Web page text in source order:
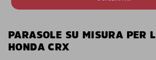
PARASOLE SU MISURA PER
HONDA CRX